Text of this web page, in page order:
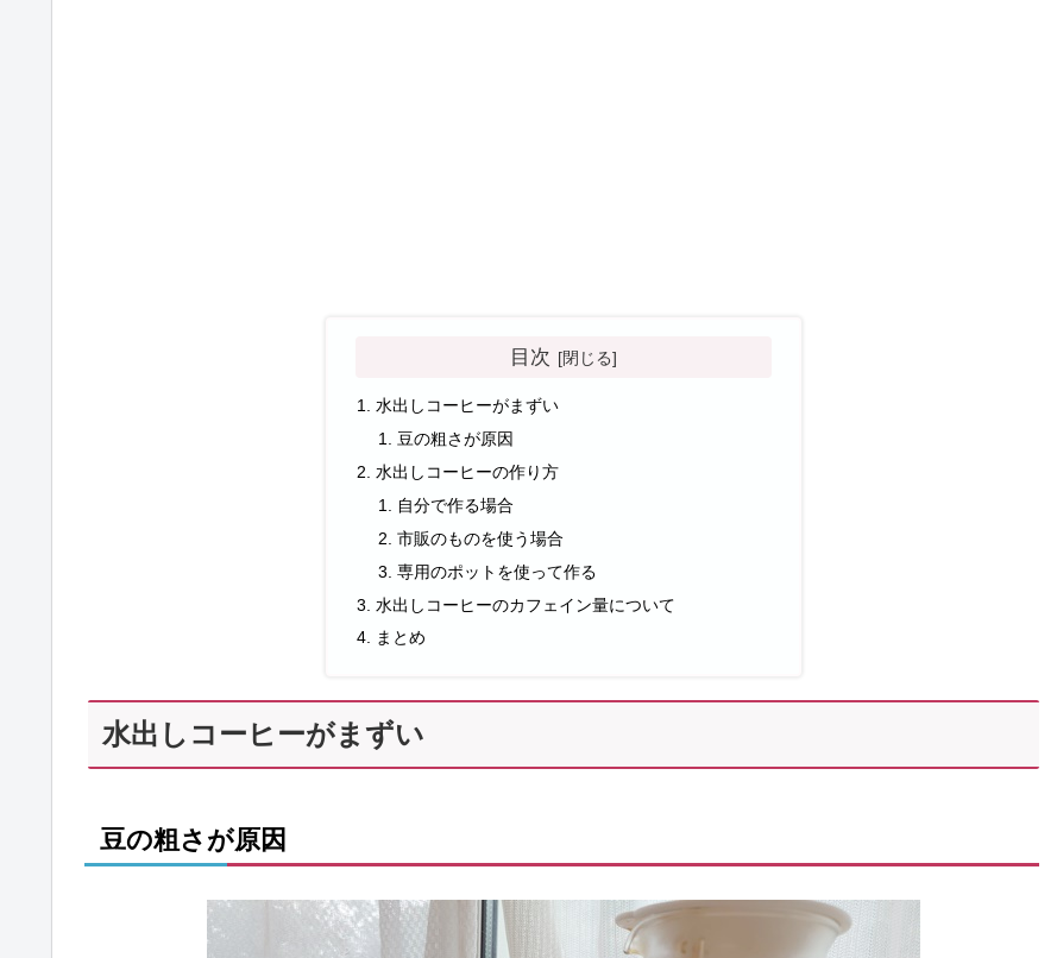
目次
水出しコーヒーがまずい
豆の粗さが原因
水出しコーヒーの作り方
自分で作る場合
市販のものを使う場合
専用のポットを使って作る
水出しコーヒーのカフェイン量について
まとめ
水出しコーヒーがまずい
豆の粗さが原因